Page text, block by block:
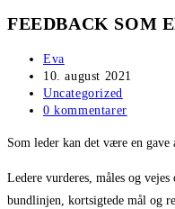
FEEDBACK SOM
Eva
10. august 2021
Uncategorized
0 kommentarer
Som leder kan det være en gave
Ledere vurderes, måles og
bundlinjen, kortsigtede mål og